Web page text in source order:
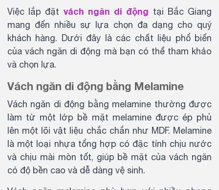
Việc lắp đặt vách ngăn di động tại Bắc Giang
mang đến nhiều sự lựa chọn đa dạng cho quý
khách hàng. Dưới đây là các chất liệu phổ biến
của vách ngăn di động mà bạn có thể tham khảo
và chọn lựa.
Vách ngăn di động bằng Melamine
Vách ngăn di động bằng melamine thường được
làm từ một lớp bề mặt melamine được ép phủ
lên một lõi vật liệu chắc chắn như MDF. Melamine
là một loại nhựa tổng hợp có đặc tính chịu nước
và chịu mài mòn tốt, giúp bề mặt của vách ngăn
có độ bền cao và dễ dàng vệ sinh.